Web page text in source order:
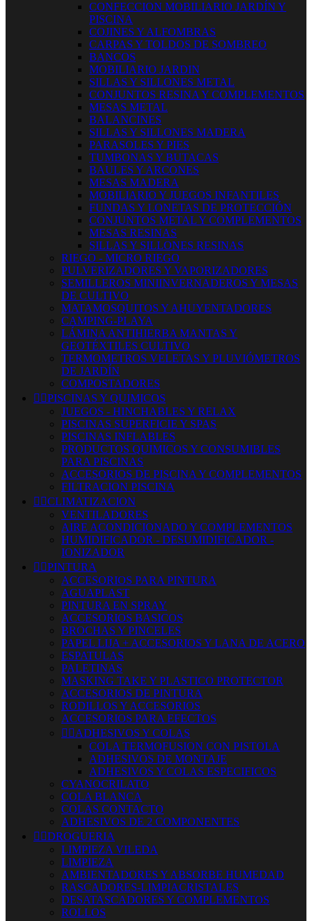
CONFECCION MOBILIARIO JARDÍN Y
PISCINA
COJINES Y ALFOMBRAS
CARPAS Y TOLDOS DE SOMBREO
BANCOS
MOBILIARIO JARDIN
SILLAS Y SILLONES METAL
CONJUNTOS RESINA Y COMPLEMENTOS
MESAS METAL
BALANCINES
SILLAS Y SILLONES MADERA
PARASOLES Y PIES
TUMBONAS Y BUTACAS
BAULES Y ARCONES
MESAS MADERA
MOBILIARIO Y JUEGOS INFANTILES
FUNDAS Y LONETAS DE PROTECCIÓN
CONJUNTOS METAL Y COMPLEMENTOS
MESAS RESINAS
SILLAS Y SILLONES RESINAS
RIEGO - MICRO RIEGO
PULVERIZADORES Y VAPORIZADORES
SEMILLEROS MINIINVERNADEROS Y MESAS
DE CULTIVO
MATAMOSQUITOS Y AHUYENTADORES
CAMPING-PLAYA
LÁMINA ANTIHIERBA MANTAS Y
GEOTÉXTILES CULTIVO
TERMOMETROS VELETAS Y PLUVIÓMETROS
DE JARDÍN
COMPOSTADORES
 PISCINAS Y QUIMICOS
JUEGOS - HINCHABLES Y RELAX
PISCINAS SUPERFICIE Y SPAS
PISCINAS INFLABLES
PRODUCTOS QUIMICOS Y CONSUMIBLES
PARA PISCINAS
ACCESORIOS DE PISCINA Y COMPLEMENTOS
FILTRACION PISCINA
 CLIMATIZACION
VENTILADORES
AIRE ACONDICIONADO Y COMPLEMENTOS
HUMIDIFICADOR - DESUMIDIFICADOR -
IONIZADOR
 PINTURA
ACCESORIOS PARA PINTURA
AGUAPLAST
PINTURA EN SPRAY
ACCESORIOS BASICOS
BROCHAS Y PINCELES
PAPEL LIJA + ACCESORIOS Y LANA DE ACERO
ESPATULAS
PALETINAS
MASKING TAKE Y PLASTICO PROTECTOR
ACCESORIOS DE PINTURA
RODILLOS Y ACCESORIOS
ACCESORIOS PARA EFECTOS
 ADHESIVOS Y COLAS
COLA TERMOFUSION CON PISTOLA
ADHESIVOS DE MONTAJE
ADHESIVOS Y COLAS ESPECIFICOS
CYANOCRILATO
COLA BLANCA
COLAS CONTACTO
ADHESIVOS DE 2 COMPONENTES
 DROGUERIA
LIMPIEZA VILEDA
LIMPIEZA
AMBIENTADORES Y ABSORBE HUMEDAD
RASCADORES-LIMPIACRISTALES
DESATASCADORES Y COMPLEMENTOS
ROLLOS